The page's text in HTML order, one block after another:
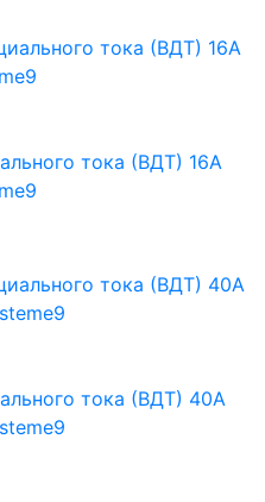
тока (ВДТ) 16A
тока (ВДТ) 40A